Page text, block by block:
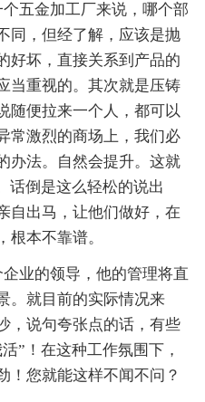
五金加工厂来说，哪个部
同，但经了解，应该是抛
好坏，直接关系到产品的
当重视的。其次就是压铸
随便拉来一个人，都可以
常激烈的商场上，我们必
办法。自然会提升。这就
话倒是这么轻松的说出
自出马，让他们做好，在
根本不靠谱。
业的领导，他的管理将直
。就目前的实际情况来
，说句夸张点的话，有些
”！在这种工作氛围下，
！您就能这样不闻不问？